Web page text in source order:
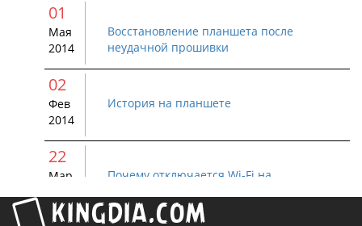
01
Мая
2014
Восстановление планшета после
неудачной прошивки
02
Фев
2014
История на планшете
22
Мар
Почему отключается Wi-Fi на